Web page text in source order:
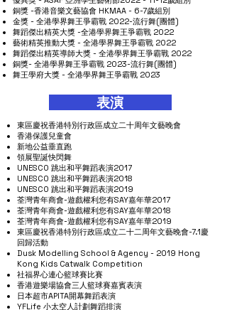
銅獎 -香港音樂文藝協會 HKMAA - 6-7歲組別
金獎 - 全港學界舞王爭霸戰 2022-流行舞(團體)
舞蹈傑出精英大獎 -全港學界舞王爭霸戰 2022
藝術精英推動大獎 - 全港學界舞王爭霸戰 2022
​舞蹈傑出精英導師大獎 - 全港學界舞王爭霸戰 2022
銅獎- 全港學界舞王爭霸戰 2023-流行舞(團體)
​舞王學府大獎 - 全港學界舞王爭霸戰 2023
表演
東區慶祝香港特別行政區成立二十周年文藝晚會
香港保護兒童會
新地公益垂直跑
領展聖誕快閃舞
UNESCO 跳出和平舞蹈表演2017
UNESCO 跳出和平舞蹈表演2018
UNESCO 跳出和平舞蹈表演2019
荃灣青年商會-遊戲權利您有SAY嘉年華2017
荃灣青年商會-遊戲權利您有SAY嘉年華2018
荃灣青年商會-遊戲權利您有SAY嘉年華2019
東區慶祝香港特別行政區成立二十二周年文藝晚會-7.1慶
回歸活動
Dusk Modelling School & Agency - 2019 Hong
Kong Kids Catwalk Competition
社福界心連心籃球賽比賽
香港遊樂場協會三人籃球賽嘉賓表演
日本超市APITA開幕舞蹈表演
YFLife 小太空人計劃舞蹈排演